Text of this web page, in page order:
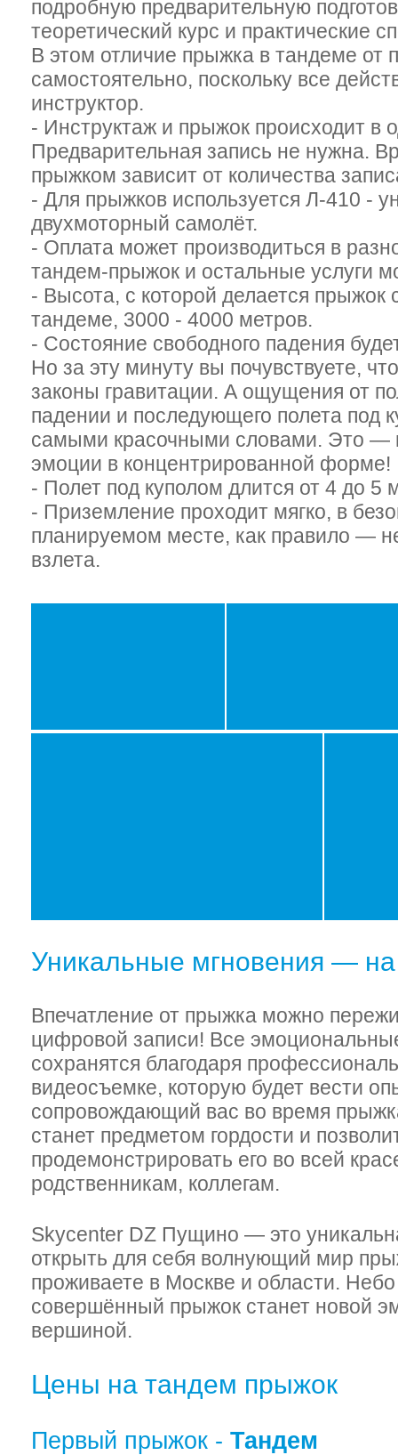
подробную предварительную
теоретический курс и практические
В этом отличие прыжка в тандеме от
самостоятельно, поскольку все
инструктор.
- Инструктаж и прыжок происходит в
Предварительная запись не нужна.
прыжком зависит от количества
- Для прыжков используется Л-410 -
двухмоторный самолёт.
- Оплата может производиться в
тандем-прыжок и остальные услуги
- Высота, с которой делается
тандеме, 3000 - 4000 метров.
- Состояние свободного падения
Но за эту минуту вы почувствуете,
законы гравитации. А ощущения от
падении и последующего полета под
самыми красочными словами. Это —
эмоции в концентрированной форме!
- Полет под куполом длится от 4 до 5
- Приземление проходит мягко, в
планируемом месте, как правило —
взлета.
Уникальные мгновения —
Впечатление от прыжка можно
цифровой записи! Все
сохранятся благодаря
видеосъемке, которую будет вести
сопровождающий вас во время
станет предметом гордости и
продемонстрировать его во всей
родственникам, коллегам.
Skycenter DZ Пущино — это
открыть для себя волнующий мир
проживаете в Москве и области.
совершённый прыжок станет новой
вершиной.
Цены на тандем прыжок
Первый прыжок - Тандем